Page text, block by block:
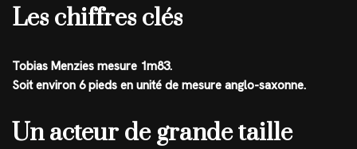
Les chiffres clés
Tobias Menzies mesure 1m83.
Soit environ 6 pieds en unité de mesure anglo-saxonne.
Un acteur de grande taille